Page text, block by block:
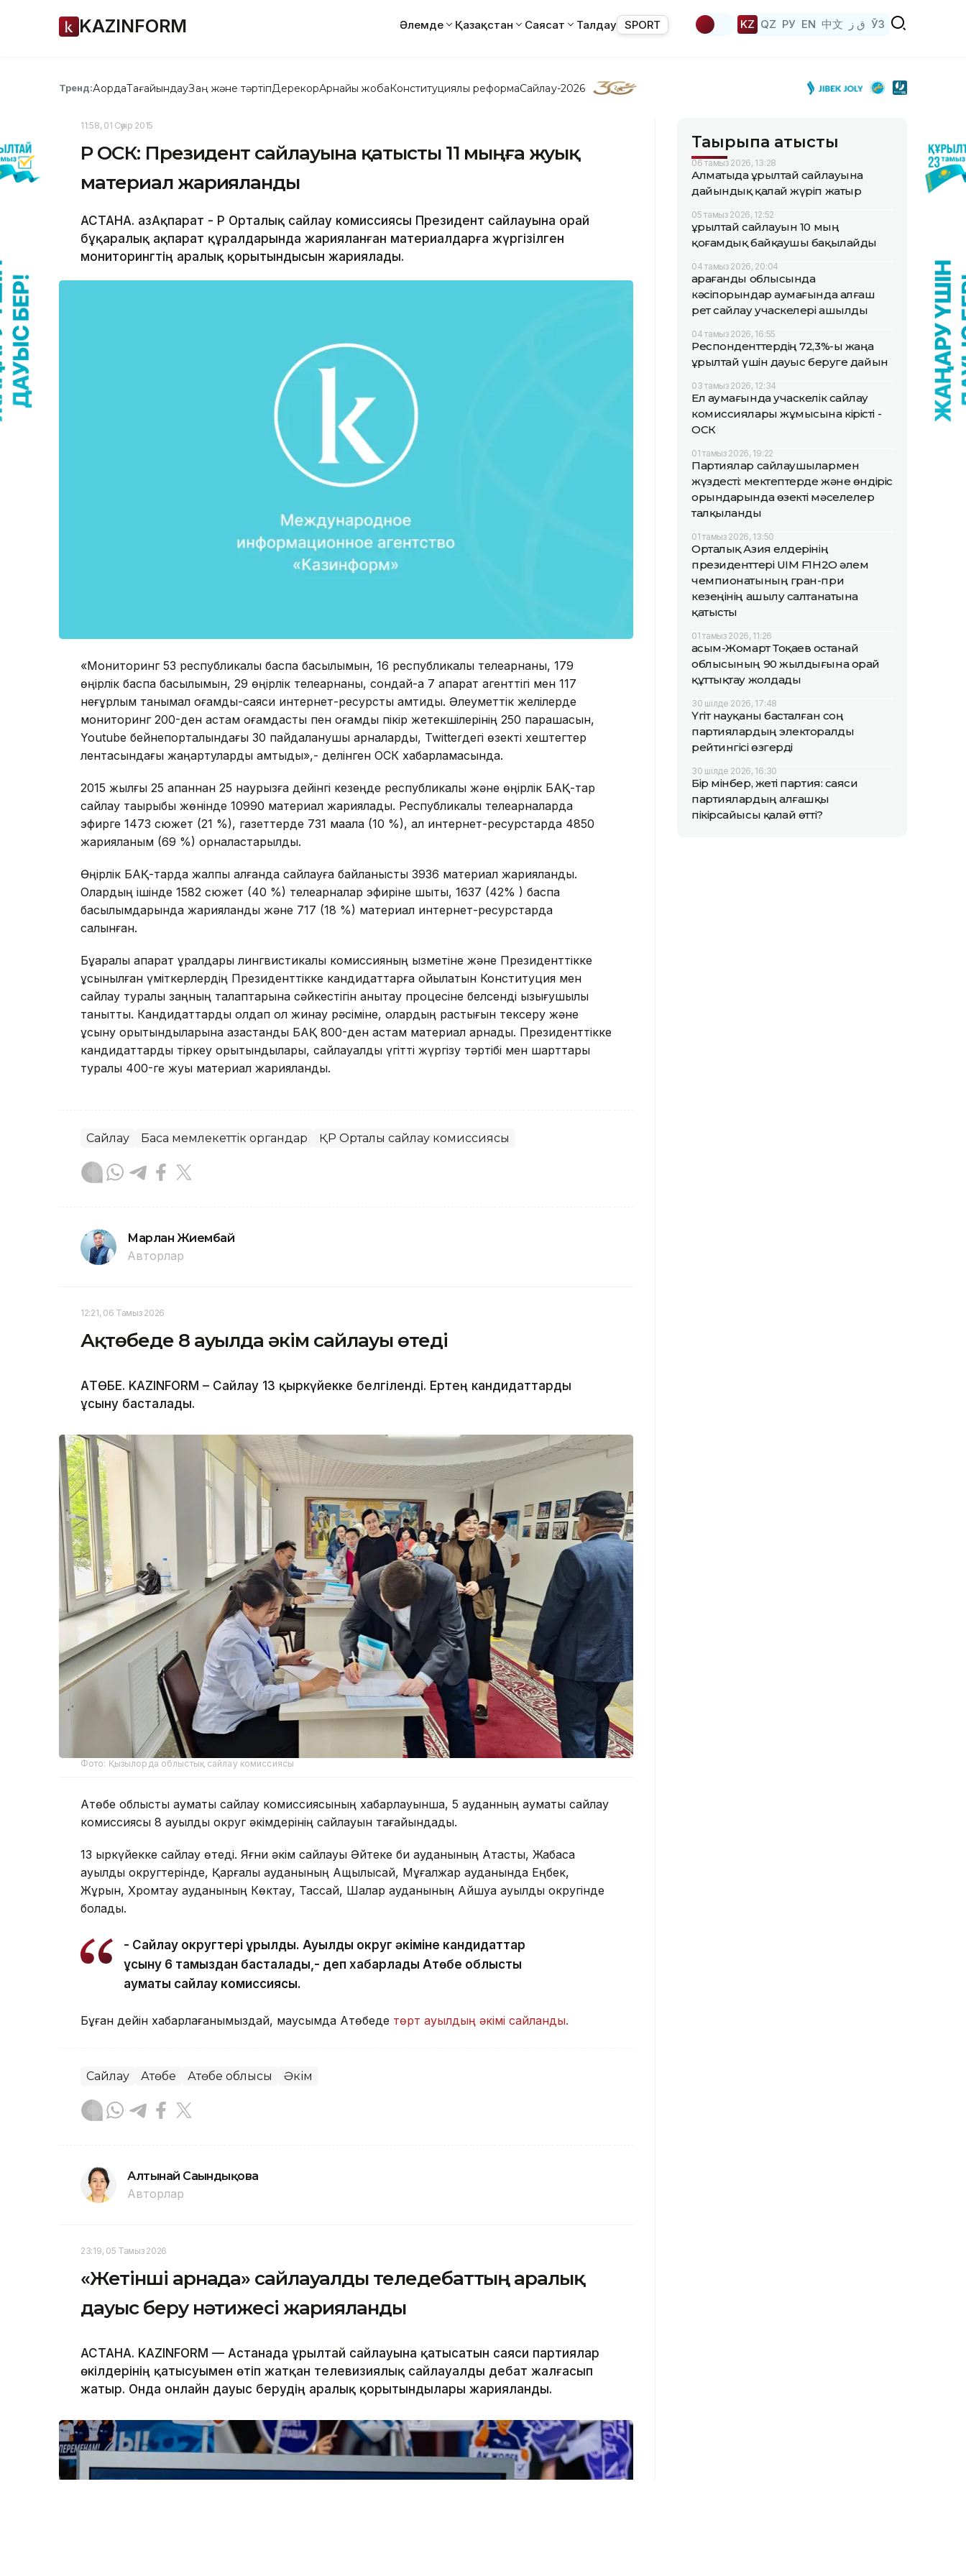
KAZINFORM Әлемде Қазақстан Саясат Талдау SPORT KZ QZ РУ EN 中文 ق ز ЎЗ
Тренд:АқордаТағайындауЗаң және тәртіпДерекқорАрнайы жобаКонституциялық реформаСайлау-2026
11:58, 01 Сәуір 2015
ҚР ОСК: Президент сайлауына қатысты 11 мыңға жуық
материал жарияланды
АСТАНА. ҚазАқпарат - ҚР Орталық сайлау комиссиясы Президент сайлауына орай
бұқаралық ақпарат құралдарында жарияланған материалдарға жүргізілген
мониторингтің аралық қорытындысын жариялады.
«Мониторинг 53 республикалық баспа басылымын, 16 республикалық телеарнаны, 179
өңірлік баспа басылымын, 29 өңірлік телеарнаны, сондай-ақ 7 ақпарат агенттігі мен 117
неғұрлым танымал қоғамдық-саяси интернет-ресурсты қамтиды. Әлеуметтік желілерде
мониторинг 200-ден астам қоғамдастық пен қоғамдық пікір жетекшілерінің 250 парақшасын,
Youtube бейнепорталындағы 30 пайдаланушы арналарды, Twitterдегі өзекті хештегтер
лентасындағы жаңартуларды қамтыды»,- делінген ОСК хабарламасында.
2015 жылғы 25 ақпаннан 25 наурызға дейінгі кезеңде республикалық және өңірлік БАҚ-тар
сайлау тақырыбы жөнінде 10990 материал жариялады. Республикалық телеарналарда
эфирге 1473 сюжет (21 %), газеттерде 731 мақала (10 %), ал интернет-ресурстарда 4850
жарияланым (69 %) орналастарылды.
Өңірлік БАҚ-тарда жалпы алғанда сайлауға байланысты 3936 материал жарияланды.
Олардың ішінде 1582 сюжет (40 %) телеарналар эфиріне шықты, 1637 (42% ) баспа
басылымдарында жарияланды және 717 (18 %) материал интернет-ресурстарда
салынған.
Бұқаралық ақпарат құралдары лингвистикалық комиссияның қызметіне және Президенттікке
ұсынылған үміткерлердің Президенттікке кандидаттарға қойылатын Конституция мен
сайлау туралы заңның талаптарына сәйкестігін анықтау процесіне белсенді қызығушылық
танытты. Кандидаттарды қолдап қол жинау рәсіміне, олардың растығын тексеру және
ұсыну қорытындыларына қазақстандық БАҚ 800-ден астам материал арнады. Президенттікке
кандидаттарды тіркеу қорытындылары, сайлауалды үгітті жүргізу тәртібі мен шарттары
туралы 400-ге жуық материал жарияланды.
Сайлау Басқа мемлекеттік органдар ҚР Орталық сайлау комиссиясы
Марлан Жиембай
Авторлар
12:21, 06 Тамыз 2026
Ақтөбеде 8 ауылда әкім сайлауы өтеді
АҚТӨБЕ. KAZINFORM – Сайлау 13 қыркүйекке белгіленді. Ертең кандидаттарды
ұсыну басталады.
Фото: Қызылорда облыстық сайлау комиссиясы
Ақтөбе облыстық аумақтық сайлау комиссиясының хабарлауынша, 5 ауданның аумақтық сайлау
комиссиясы 8 ауылдық округ әкімдерінің сайлауын тағайындады.
13 қыркүйекке сайлау өтеді. Яғни әкім сайлауы Әйтеке би ауданының Ақтасты, Жабасақ
ауылдық округтерінде, Қарғалы ауданының Ащылысай, Мұғалжар ауданында Еңбек,
Жұрын, Хромтау ауданының Көктау, Тассай, Шалқар ауданының Айшуақ ауылдық округінде
болады.
- Сайлау округтері құрылды. Ауылдық округ әкіміне кандидаттар
ұсыну 6 тамыздан басталады,- деп хабарлады Ақтөбе облыстық
аумақтық сайлау комиссиясы.
Бұған дейін хабарлағанымыздай, маусымда Ақтөбеде төрт ауылдың әкімі сайланды.
Сайлау Ақтөбе Ақтөбе облысы Әкім
Алтынай Сағындықова
Авторлар
23:19, 05 Тамыз 2026
«Жетінші арнада» сайлауалды теледебаттың аралық
дауыс беру нәтижесі жарияланды
АСТАНА. KAZINFORM — Астанада Құрылтай сайлауына қатысатын саяси партиялар
өкілдерінің қатысуымен өтіп жатқан телевизиялық сайлауалды дебат жалғасып
жатыр. Онда онлайн дауыс берудің аралық қорытындылары жарияланды.
Тақырыпқа қатысты
06 тамыз 2026, 13:28
Алматыда Құрылтай сайлауына
дайындық қалай жүріп жатыр
05 тамыз 2026, 12:52
Құрылтай сайлауын 10 мың
қоғамдық байқаушы бақылайды
04 тамыз 2026, 20:04
Қарағанды облысында
кәсіпорындар аумағында алғаш
рет сайлау учаскелері ашылды
04 тамыз 2026, 16:55
Респонденттердің 72,3%-ы жаңа
Құрылтай үшін дауыс беруге дайын
03 тамыз 2026, 12:34
Ел аумағында учаскелік сайлау
комиссиялары жұмысына кірісті -
ОСК
01 тамыз 2026, 19:22
Партиялар сайлаушылармен
жүздесті: мектептерде және өндіріс
орындарында өзекті мәселелер
талқыланды
01 тамыз 2026, 13:50
Орталық Азия елдерінің
президенттері UIM F1H2O әлем
чемпионатының гран-при
кезеңінің ашылу салтанатына
қатысты
01 тамыз 2026, 11:26
Қасым-Жомарт Тоқаев Қостанай
облысының 90 жылдығына орай
құттықтау жолдады
30 шілде 2026, 17:48
Үгіт науқаны басталған соң
партиялардың электоралды
рейтингісі өзгерді
30 шілде 2026, 16:30
Бір мінбер, жеті партия: саяси
партиялардың алғашқы
пікірсайысы қалай өтті?